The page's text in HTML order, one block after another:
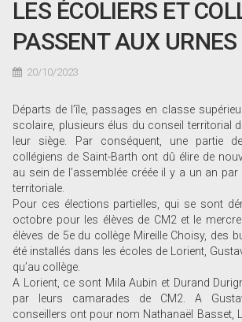
LES ÉCOLIERS ET
PASSENT AUX URNES
20/10/2023
Départs de l’île, passages en classe
scolaire, plusieurs élus du conseil territorial
leur siège. Par conséquent, une partie
collégiens de Saint-Barth ont dû élire de
au sein de l’assemblée créée il y a un an
territoriale.
Pour ces élections partielles, qui se sont
octobre pour les élèves de CM2 et le
élèves de 5e du collège Mireille Choisy, des
été installés dans les écoles de Lorient,
qu’au collège.
A Lorient, ce sont Mila Aubin et Durand
par leurs camarades de CM2. A
conseillers ont pour nom Nathanaël Basset,